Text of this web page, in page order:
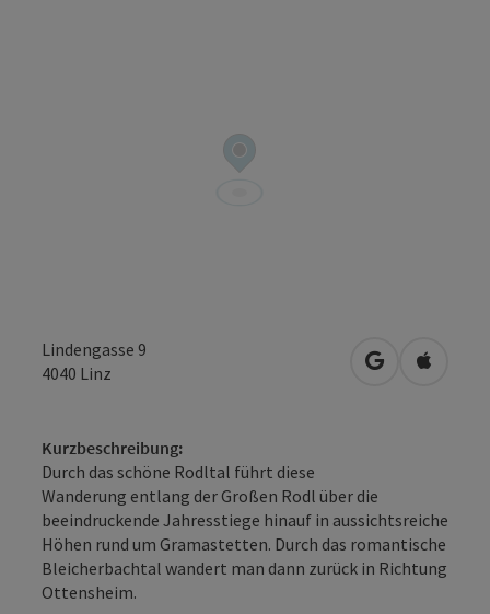
Lindengasse 9
4040 Linz in Google
in
Kurzbeschreibung:
Durch das schöne Rodltal führt diese
Wanderung entlang der Großen Rodl über die
beeindruckende Jahresstiege hinauf in aussichtsreiche
Höhen rund um Gramastetten. Durch das romantische
Bleicherbachtal wandert man dann zurück in Richtung
Ottensheim.